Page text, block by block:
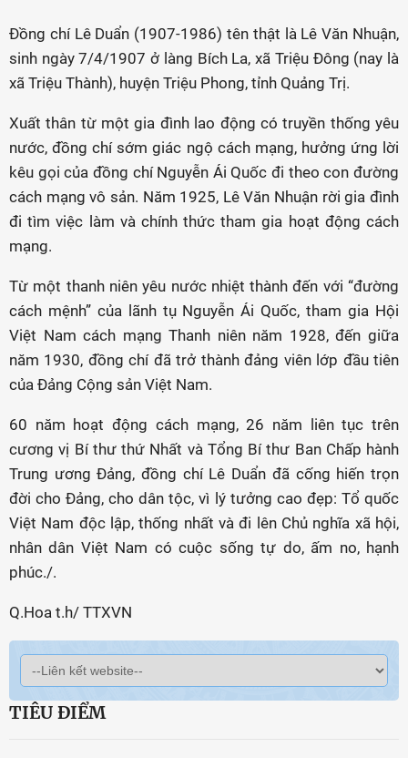
Đồng chí Lê Duẩn (1907-1986) tên thật là Lê Văn Nhuận,
sinh ngày 7/4/1907 ở làng Bích La, xã Triệu Đông (nay là
xã Triệu Thành), huyện Triệu Phong, tỉnh Quảng Trị.
Xuất thân từ một gia đình lao động có truyền thống yêu
nước, đồng chí sớm giác ngộ cách mạng, hưởng ứng lời
kêu gọi của đồng chí Nguyễn Ái Quốc đi theo con đường
cách mạng vô sản. Năm 1925, Lê Văn Nhuận rời gia đình
đi tìm việc làm và chính thức tham gia hoạt động cách
mạng.
Từ một thanh niên yêu nước nhiệt thành đến với “đường
cách mệnh” của lãnh tụ Nguyễn Ái Quốc, tham gia Hội
Việt Nam cách mạng Thanh niên năm 1928, đến giữa
năm 1930, đồng chí đã trở thành đảng viên lớp đầu tiên
của Đảng Cộng sản Việt Nam.
60 năm hoạt động cách mạng, 26 năm liên tục trên
cương vị Bí thư thứ Nhất và Tổng Bí thư Ban Chấp hành
Trung ương Đảng, đồng chí Lê Duẩn đã cống hiến trọn
đời cho Đảng, cho dân tộc, vì lý tưởng cao đẹp: Tổ quốc
Việt Nam độc lập, thống nhất và đi lên Chủ nghĩa xã hội,
nhân dân Việt Nam có cuộc sống tự do, ấm no, hạnh
phúc./.
Q.Hoa t.h/ TTXVN
TIÊU ĐIỂM